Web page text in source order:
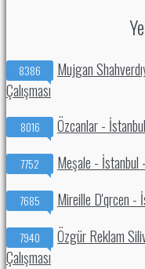
8386
Mujgan
Çalışması
8016 Özcanlar -
7752 Meşale - İstanbul
7685 Mireille D'qrcen -
7940
Özgür Reklam
Çalışması